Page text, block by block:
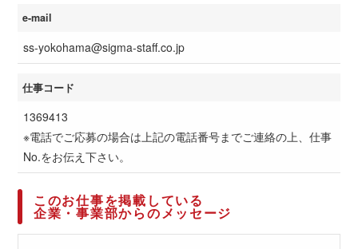
e-mail
ss-yokohama@sigma-staff.co.jp
仕事コード
1369413
※電話でご応募の場合は上記の電話番号までご連絡の上、仕事
No.をお伝え下さい。
このお仕事を掲載している
企業・事業部からのメッセージ